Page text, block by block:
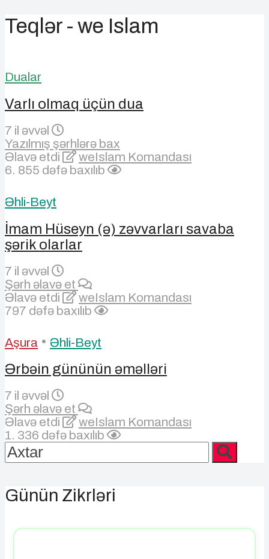
Teqlər - we Islam
Dualar
Varlı olmaq üçün dua
7 il əvvəl
Yazılmış şərhlərə bax
Əlavə etdi
weIslam Komandası
6. 855 dəfə baxılıb
Əhli-Beyt
İmam Hüseyn (ə) zəvvarları savaba
şərik olarlar
7 il əvvəl
Şərh əlavə et
Əlavə etdi
weIslam Komandası
797 dəfə baxılıb
Aşura • Əhli-Beyt
Ərbəin gününün əməlləri
7 il əvvəl
Şərh əlavə et
Əlavə etdi
weIslam Komandası
1. 336 dəfə baxılıb
Günün Zikrləri